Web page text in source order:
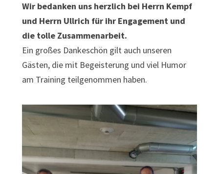
Wir bedanken uns herzlich bei Herrn Kempf
und Herrn Ullrich für ihr Engagement und
die tolle Zusammenarbeit.
Ein großes Dankeschön gilt auch unseren
Gästen, die mit Begeisterung und viel Humor
am Training teilgenommen haben.